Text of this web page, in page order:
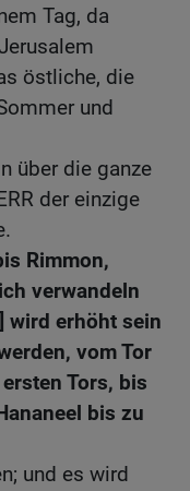
Tag, da
östliche, die
und
über die ganze
der einzige
Rimmon,
verwandeln
wird erhöht sein
vom Tor
Tors, bis
bis zu
und es wird